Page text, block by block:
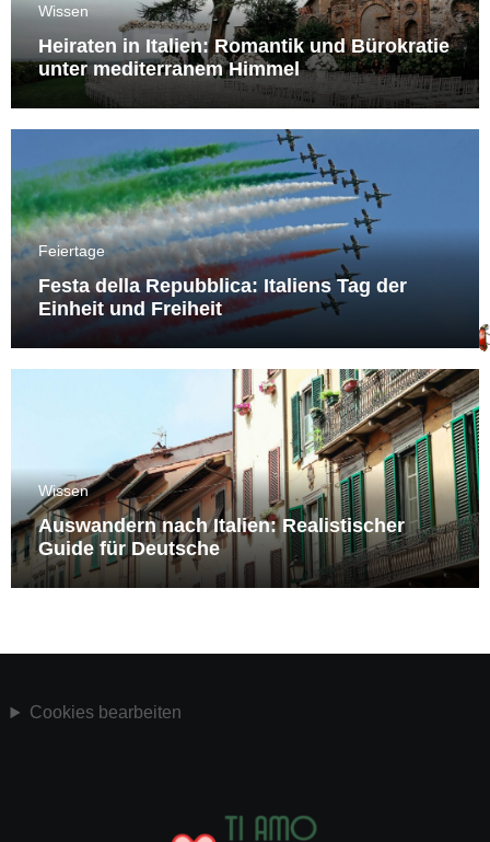
Wissen
Heiraten in Italien: Romantik und Bürokratie
unter mediterranem Himmel
Feiertage
Festa della Repubblica: Italiens Tag der
Einheit und Freiheit
Wissen
Auswandern nach Italien: Realistischer
Guide für Deutsche
Cookies bearbeiten